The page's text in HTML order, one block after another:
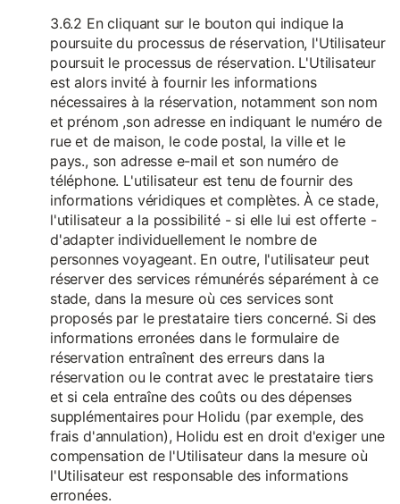
3.6.2 En cliquant sur le bouton qui indique la
poursuite du processus de réservation, l'Utilisateur
poursuit le processus de réservation. L'Utilisateur
est alors invité à fournir les informations
nécessaires à la réservation, notamment son nom
et prénom ,son adresse en indiquant le numéro de
rue et de maison, le code postal, la ville et le
pays., son adresse e-mail et son numéro de
téléphone. L'utilisateur est tenu de fournir des
informations véridiques et complètes. À ce stade,
l'utilisateur a la possibilité - si elle lui est offerte -
d'adapter individuellement le nombre de
personnes voyageant. En outre, l'utilisateur peut
réserver des services rémunérés séparément à ce
stade, dans la mesure où ces services sont
proposés par le prestataire tiers concerné. Si des
informations erronées dans le formulaire de
réservation entraînent des erreurs dans la
réservation ou le contrat avec le prestataire tiers
et si cela entraîne des coûts ou des dépenses
supplémentaires pour Holidu (par exemple, des
frais d'annulation), Holidu est en droit d'exiger une
compensation de l'Utilisateur dans la mesure où
l'Utilisateur est responsable des informations
erronées.